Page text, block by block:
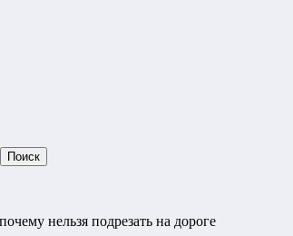
нельзя подрезать на дороге